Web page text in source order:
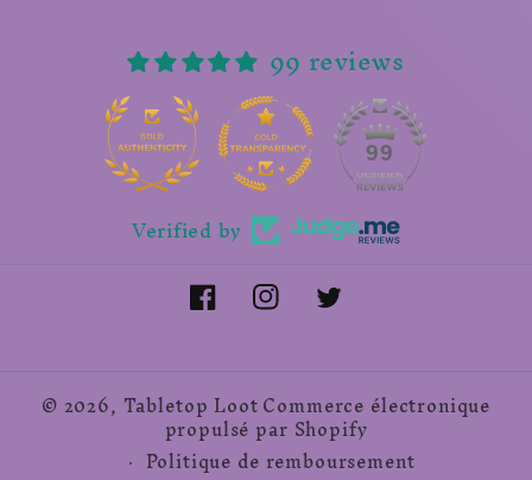
99 reviews
99
Verified by
FacebookInstagramTwitter
© 2026, Tabletop LootCommerce électronique
propulsé par Shopify
Politique de remboursement